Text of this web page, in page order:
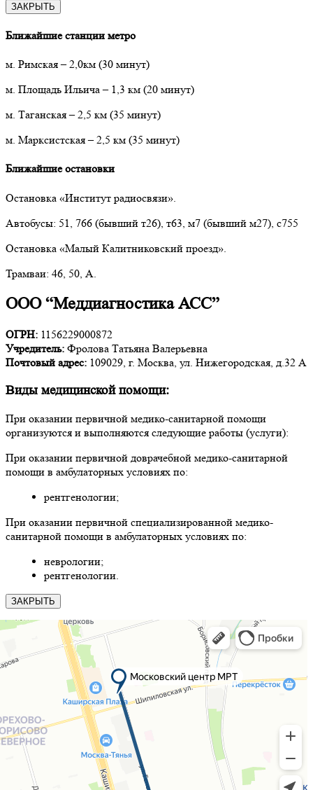
ЗАКРЫТЬ
Ближайшие станции метро
м. Римская– 2,0км (30 минут)
м. Площадь Ильича– 1,3 км (20 минут)
м. Таганская–2,5 км (35 минут)
м. Марксистская – 2,5 км (35 минут)
Ближайшие остановки
Остановка «Институт радиосвязи».
Автобусы: 51, 766 (бывший т26), т63, м7 (бывший м27), с755
Остановка «Малый Калитниковский проезд».
Трамваи: 46, 50, А.
ООО “Меддиагностика АСС”
ОГРН: 1156229000872
Учредитель: Фролова Татьяна Валерьевна
Почтовый адрес: 109029, г. Москва, ул. Нижегородская, д.32 А
Виды медицинской помощи:
При оказании первичной медико-санитарной помощи
организуются и выполняются следующие работы (услуги):
При оказании первичной доврачебной медико-санитарной
помощи в амбулаторных условиях по:
рентгенологии;
При оказании первичной специализированной медико-
санитарной помощи в амбулаторных условиях по:
неврологии;
рентгенологии.
ЗАКРЫТЬ